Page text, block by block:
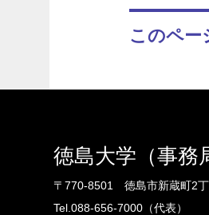
このペー
徳島大学（事務
〒770-8501 徳島市新蔵町2
Tel.088-656-7000（代表）